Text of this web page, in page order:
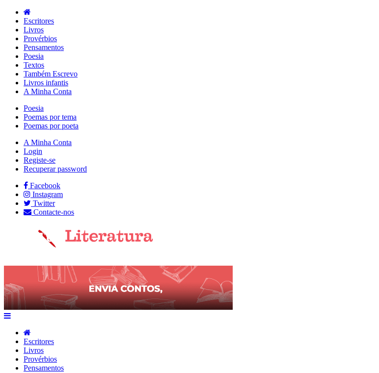
Escritores
Livros
Provérbios
Pensamentos
Poesia
Textos
Também Escrevo
Livros infantis
A Minha Conta
Poesia
Poemas por tema
Poemas por poeta
A Minha Conta
Login
Registe-se
Recuperar password
Facebook
Instagram
Twitter
Contacte-nos
Escritores
Livros
Provérbios
Pensamentos